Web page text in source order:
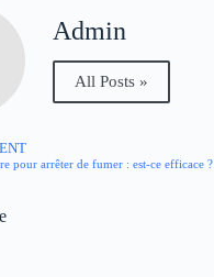
Admin
All Posts »
pour arrêter de fumer : est-ce efficace ?